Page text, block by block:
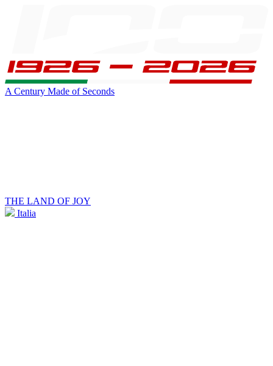
A Century Made of Seconds
THE LAND OF JOY
Italia